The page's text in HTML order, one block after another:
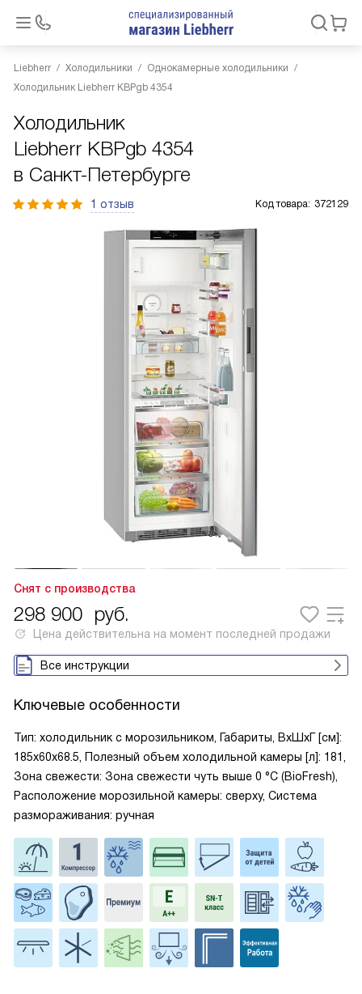
Liebherr Холодильники
Однокамерные холодильники
Холодильник Liebherr KBPgb 4354
Холодильник
Liebherr KBPgb 4354
в Санкт-Петербурге
1 отзыв Код товара: 372129
Снят с производства
298 900 руб.
Цена действительна на момент последней продажи
Все инструкции
Ключевые особенности
Тип: холодильник с морозильником, Габариты, ВxШxГ [см]:
185x60x68.5, Полезный объем холодильной камеры [л]: 181,
Зона свежести: Зона свежести чуть выше 0 °С (BioFresh),
Расположение морозильной камеры: сверху, Система
размораживания: ручная